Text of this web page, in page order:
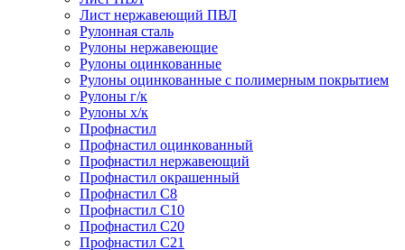
Лист нержавеющий ПВЛ
Рулонная сталь
Рулоны нержавеющие
Рулоны оцинкованные
Рулоны оцинкованные с полимерным покрытием
Рулоны г/к
Рулоны х/к
Профнастил
Профнастил оцинкованный
Профнастил нержавеющий
Профнастил окрашенный
Профнастил С8
Профнастил С10
Профнастил С20
Профнастил С21